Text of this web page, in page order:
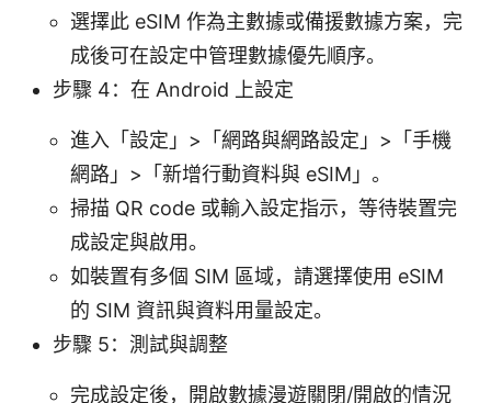
選擇此 eSIM 作為主數據或備援數據方案，完
成後可在設定中管理數據優先順序。
步驟 4：在 Android 上設定
進入「設定」>「網路與網路設定」>「手機
網路」>「新增行動資料與 eSIM」。
掃描 QR code 或輸入設定指示，等待裝置完
成設定與啟用。
如裝置有多個 SIM 區域，請選擇使用 eSIM
的 SIM 資訊與資料用量設定。
步驟 5：測試與調整
完成設定後，開啟數據漫遊關閉/開啟的情況